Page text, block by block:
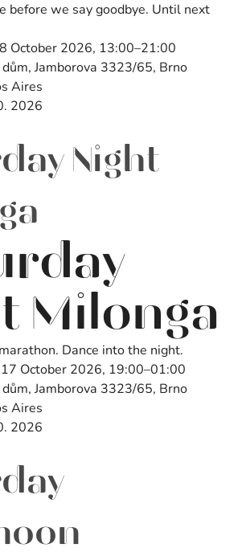
before we say goodbye. Until next
October 2026, 13:00–21:00
Jamborova 3323/65, Brno
Aires
2026
Night
Milonga
Dance into the night.
October 2026, 19:00–01:00
Jamborova 3323/65, Brno
Aires
2026